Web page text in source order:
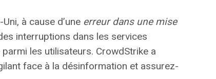
à cause d’une erreur dans une mise
interruptions dans les services
les utilisateurs. CrowdStrike a
face à la désinformation et assurez-